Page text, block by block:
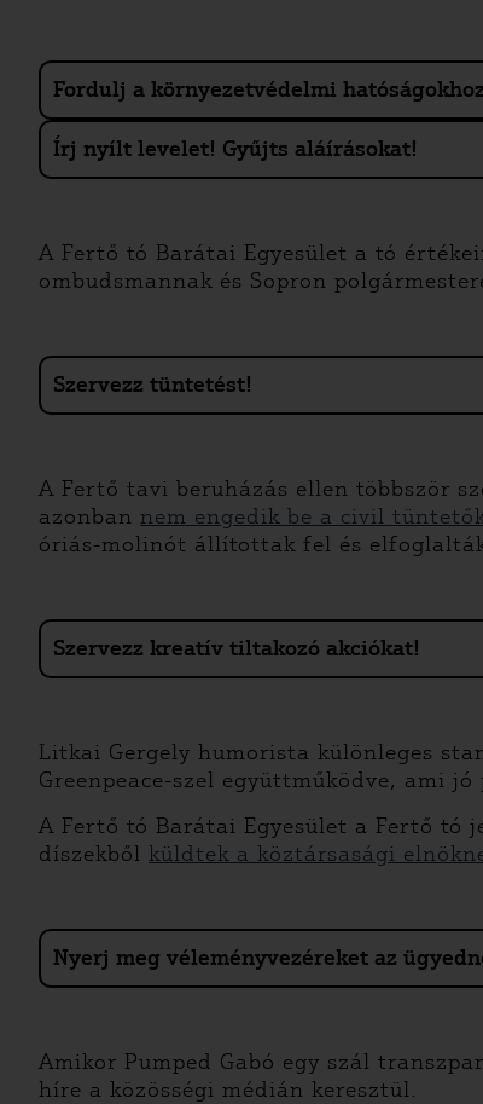
Fordulj a környezetvédelmi
Írj nyílt levelet! Gyűjts aláírásokat!
A Fertő tó Barátai Egyesület a tó
ombudsmannak és Sopron
Szervezz tüntetést!
A Fertő tavi beruházás ellen többször
azonban nem engedik be a civil
óriás-molinót állítottak fel és
Szervezz kreatív tiltakozó akciókat!
Litkai Gergely humorista különleges
Greenpeace-szel együttműködve, ami
A Fertő tó Barátai Egyesület a Fertő tó
díszekből küldtek a köztársasági
Nyerj meg véleményvezéreket az
Amikor Pumped Gabó egy szál
híre a közösségi médián keresztül.